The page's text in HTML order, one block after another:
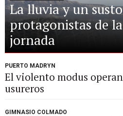
La lluvia y un
protagonistas de
jornada
PUERTO MADRYN
El violento modus
usureros
GIMNASIO COLMADO